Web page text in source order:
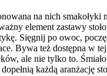
na nich smakołyki
element zastawy
Sięgnij po owoc,
Bywa też dostępna w
ale nie tylko to.
każdą aranżację